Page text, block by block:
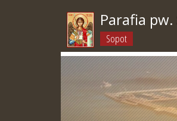
Parafia pw.
Sopot